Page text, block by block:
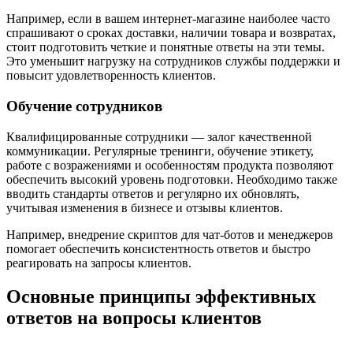
Например, если в вашем интернет-магазине наиболее часто
спрашивают о сроках доставки, наличии товара и возвратах,
стоит подготовить четкие и понятные ответы на эти темы.
Это уменьшит нагрузку на сотрудников службы поддержки и
повысит удовлетворенность клиентов.
Обучение сотрудников
Квалифицированные сотрудники — залог качественной
коммуникации. Регулярные тренинги, обучение этикету,
работе с возражениями и особенностям продукта позволяют
обеспечить высокий уровень подготовки. Необходимо также
вводить стандарты ответов и регулярно их обновлять,
учитывая изменения в бизнесе и отзывы клиентов.
Например, внедрение скриптов для чат-ботов и менеджеров
помогает обеспечить консистентность ответов и быстро
реагировать на запросы клиентов.
Основные принципы эффективных
ответов на вопросы клиентов